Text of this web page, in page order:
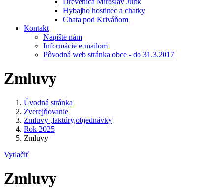
Drevenica Miroslav Jurík
Hybajho hostinec a chatky
Chata pod Kriváňom
Kontakt
Napíšte nám
Informácie e-mailom
Pôvodná web stránka obce - do 31.3.2017
Zmluvy
Úvodná stránka
Zverejňovanie
Zmluvy ,faktúry,objednávky
Rok 2025
Zmluvy
Vytlačiť
Zmluvy